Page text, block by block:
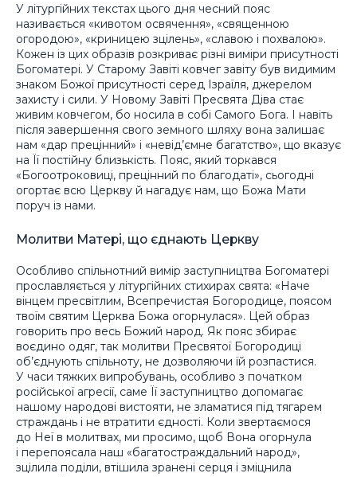
У літургійних текстах цього дня чесний пояс
називається «кивотом освячення», «священною
огородою», «криницею зцілень», «славою і похвалою».
Кожен із цих образів розкриває різні виміри присутності
Богоматері. У Старому Завіті ковчег завіту був видимим
знаком Божої присутності серед Ізраїля, джерелом
захисту і сили. У Новому Завіті Пресвята Діва стає
живим ковчегом, бо носила в собі Самого Бога. І навіть
після завершення свого земного шляху вона залишає
нам «дар прецінний» і «невід’ємне багатство», що вказує
на Її постійну близькість. Пояс, який торкався
«Богоотроковиці, прецінний по благодаті», сьогодні
огортає всю Церкву й нагадує нам, що Божа Мати
поруч із нами.
Молитви Матері, що єднають Церкву
Особливо спільнотний вимір заступництва Богоматері
прославляється у літургійних стихирах свята: «Наче
вінцем пресвітлим, Всепречистая Богородице, поясом
твоїм святим Церква Божа огорнулася». Цей образ
говорить про весь Божий народ. Як пояс збирає
воєдино одяг, так молитви Пресвятої Богородиці
об’єднують спільноту, не дозволяючи їй розпастися.
У часи тяжких випробувань, особливо з початком
російської агресії, саме Її заступництво допомагає
нашому народові вистояти, не зламатися під тягарем
страждань і не втратити єдності. Коли звертаємося
до Неї в молитвах, ми просимо, щоб Вона огорнула
і перепоясала наш «багатостраждальний народ»,
зцілила поділи, втішила зранені серця і зміцнила